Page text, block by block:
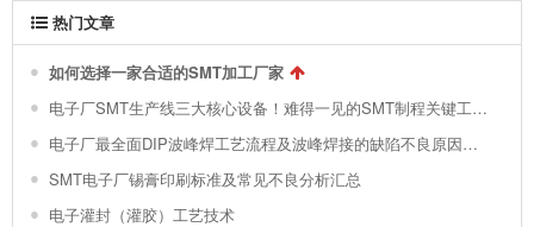
热门文章
如何选择一家合适的SMT加工厂家
电子厂SMT生产线三大核心设备！难得一见的SMT制程关键工艺视频！
电子厂最全面DIP波峰焊工艺流程及波峰焊接的缺陷不良原因分析 !
SMT电子厂锡膏印刷标准及常见不良分析汇总
电子灌封（灌胶）工艺技术